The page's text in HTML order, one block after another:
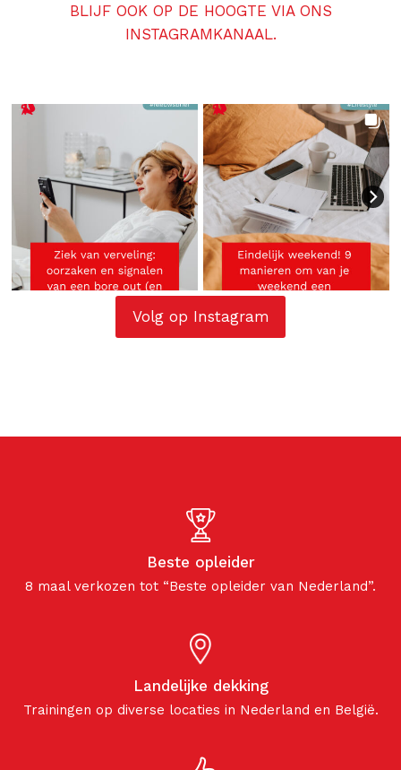
BLIJF OOK OP DE HOOGTE VIA ONS
INSTAGRAMKANAAL.
Volg op Instagram
Beste opleider
8 maal verkozen tot “Beste opleider van Nederland”.
Landelijke dekking
Trainingen op diverse locaties in Nederland en België.